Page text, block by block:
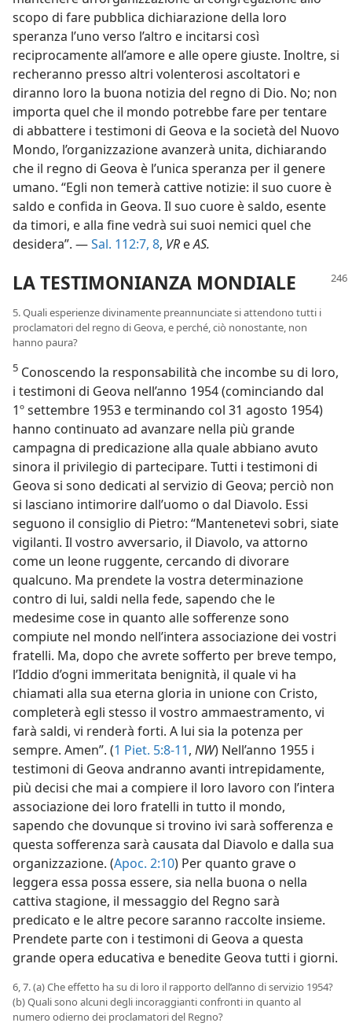
scopo di fare pubblica dichiarazione della loro
speranza l’uno verso l’altro e incitarsi così
reciprocamente all’amore e alle opere giuste. Inoltre, si
recheranno presso altri volenterosi ascoltatori e
diranno loro la buona notizia del regno di Dio. No; non
importa quel che il mondo potrebbe fare per tentare
di abbattere i testimoni di Geova e la società del Nuovo
Mondo, l’organizzazione avanzerà unita, dichiarando
che il regno di Geova è l’unica speranza per il genere
umano. “Egli non temerà cattive notizie: il suo cuore è
saldo e confida in Geova. Il suo cuore è saldo, esente
da timori, e alla fine vedrà sui suoi nemici quel che
desidera”. —Sal. 112:7, 8, VR eAS.
LA TESTIMONIANZA MONDIALE
5. Quali esperienze divinamente preannunciate si attendono tutti i
proclamatori del regno di Geova, e perché, ciò nonostante, non
hanno paura?
5 Conoscendo la responsabilità che incombe su di loro,
i testimoni di Geova nell’anno 1954 (cominciando dal
1º settembre 1953 e terminando col 31 agosto 1954)
hanno continuato ad avanzare nella più grande
campagna di predicazione alla quale abbiano avuto
sinora il privilegio di partecipare. Tutti i testimoni di
Geova si sono dedicati al servizio di Geova; perciò non
si lasciano intimorire dall’uomo o dal Diavolo. Essi
seguono il consiglio di Pietro: “Mantenetevi sobri, siate
vigilanti. Il vostro avversario, il Diavolo, va attorno
come un leone ruggente, cercando di divorare
qualcuno. Ma prendete la vostra determinazione
contro di lui, saldi nella fede, sapendo che le
medesime cose in quanto alle sofferenze sono
compiute nel mondo nell’intera associazione dei vostri
fratelli. Ma, dopo che avrete sofferto per breve tempo,
l’Iddio d’ogni immeritata benignità, il quale vi ha
chiamati alla sua eterna gloria in unione con Cristo,
completerà egli stesso il vostro ammaestramento, vi
farà saldi, vi renderà forti. A lui sia la potenza per
sempre. Amen”. (1 Piet. 5:8-11, NW) Nell’anno 1955 i
testimoni di Geova andranno avanti intrepidamente,
più decisi che mai a compiere il loro lavoro con l’intera
associazione dei loro fratelli in tutto il mondo,
sapendo che dovunque si trovino ivi sarà sofferenza e
questa sofferenza sarà causata dal Diavolo e dalla sua
organizzazione. (Apoc. 2:10) Per quanto grave o
leggera essa possa essere, sia nella buona o nella
cattiva stagione, il messaggio del Regno sarà
predicato e le altre pecore saranno raccolte insieme.
Prendete parte con i testimoni di Geova a questa
grande opera educativa e benedite Geova tutti i giorni.
6, 7. (a) Che effetto ha su di loro il rapporto dell’anno di servizio 1954?
(b) Quali sono alcuni degli incoraggianti confronti in quanto al
numero odierno dei proclamatori del Regno?